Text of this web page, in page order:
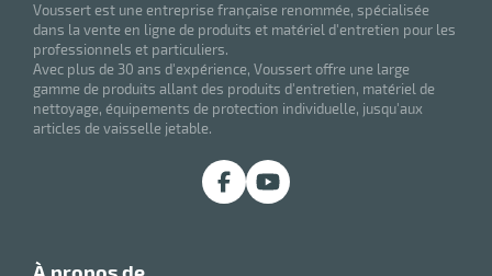
Voussert est une entreprise française renommée, spécialisée
dans la vente en ligne de produits et matériel d'entretien pour les
professionnels et particuliers.
Avec plus de 30 ans d'expérience, Voussert offre une large
gamme de produits allant des produits d'entretien, matériel de
nettoyage, équipements de protection individuelle, jusqu'aux
articles de vaisselle jetable.